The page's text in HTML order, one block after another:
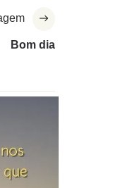
Bom dia